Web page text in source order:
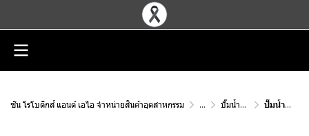
ซัน โรโบติกส์ แอนด์ เอไอ จำหน่ายสินค้าอุตสาหกรรม ... ปั๊มน้ำหอยโข่ง มิตซูบิชิ ปั๊มน้ำหอยโข่ง มิตซูบิชิ Mitsubishi รับประกันเพิ่มอีก 90วัน